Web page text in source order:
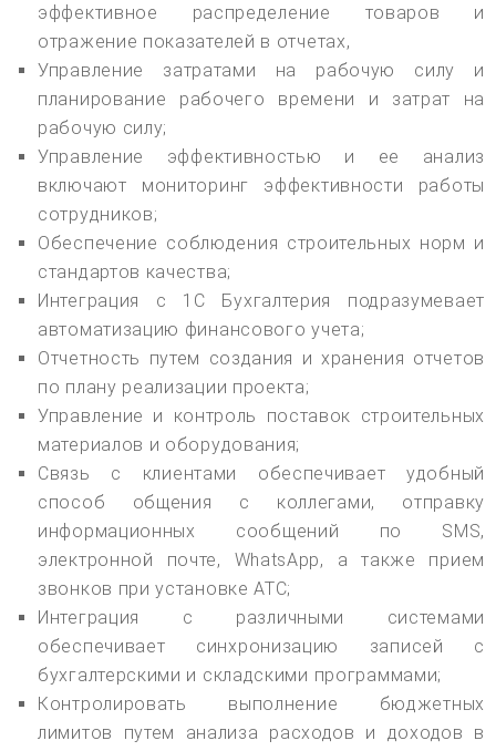
эффективное распределение товаров и
отражение показателей в отчетах,
Управление затратами на рабочую силу и
планирование рабочего времени и затрат на
рабочую силу;
Управление эффективностью и ее анализ
включают мониторинг эффективности работы
сотрудников;
Обеспечение соблюдения строительных норм и
стандартов качества;
Интеграция с 1С Бухгалтерия подразумевает
автоматизацию финансового учета;
Отчетность путем создания и хранения отчетов
по плану реализации проекта;
Управление и контроль поставок строительных
материалов и оборудования;
Связь с клиентами обеспечивает удобный
способ общения с коллегами, отправку
информационных сообщений по SMS,
электронной почте, WhatsApp, а также прием
звонков при установке АТС;
Интеграция с различными системами
обеспечивает синхронизацию записей с
бухгалтерскими и складскими программами;
Контролировать выполнение бюджетных
лимитов путем анализа расходов и доходов в